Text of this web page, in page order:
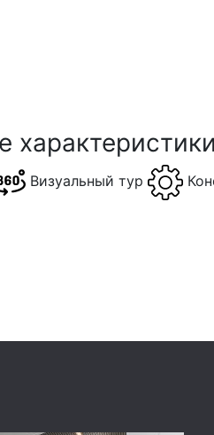
характеристики
Визуальный тур